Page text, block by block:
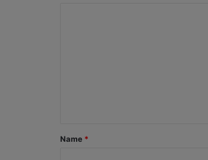
*
Name *